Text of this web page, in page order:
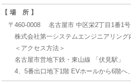
【 場 所 】
〒460-0008 名古屋市 中区栄2丁目1番1
株式会社第一システムエンジニアリン
＜アクセス方法＞
名古屋市営地下鉄・東山線 「伏見駅」
4、5番出口地下1階 EVホールから6階へ